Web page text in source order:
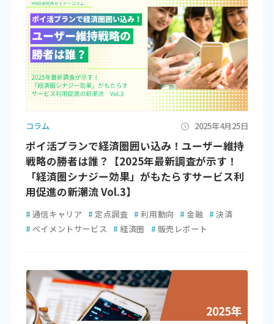
コラム 2025年4月25日
ポイ活プランで経済圏囲い込み！ユーザー維持
戦略の勝者は誰？【2025年最新調査が示す！
「経済圏シナジー効果」がもたらすサービス利
用促進の新潮流 Vol.3】
# 通信キャリア # 定点調査 # 利用動向 # 金融 # 決済
# ペイメントサービス # 経済圏 # 販売レポート